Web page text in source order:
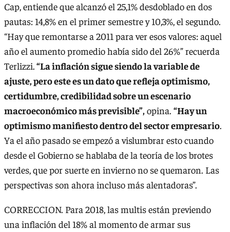
Cap, entiende que alcanzó el 25,1% desdoblado en dos
pautas: 14,8% en el primer semestre y 10,3%, el segundo.
“Hay que remontarse a 2011 para ver esos valores: aquel
año el aumento promedio había sido del 26%” recuerda
Terlizzi.“La inflación sigue siendo la variable de
ajuste, pero este es un dato que refleja optimismo,
certidumbre, credibilidad sobre un escenario
macroeconómico más previsible”,opina. “Hay un
optimismo manifiesto dentro del sector empresario.
Ya el año pasado se empezó a vislumbrar esto cuando
desde el Gobierno se hablaba de la teoría de los brotes
verdes, que por suerte en invierno no se quemaron. Las
perspectivas son ahora incluso más alentadoras”.
CORRECCION. Para 2018, las multis están previendo
una inflación del 18% al momento de armar sus